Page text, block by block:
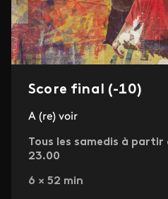
Score final (-10)
A (re) voir
Tous les samedis à
23.00
6 × 52 min